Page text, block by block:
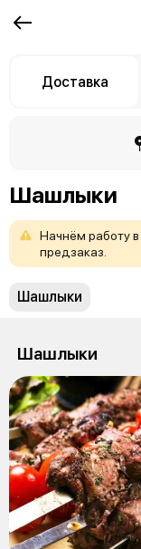
Доставка
Шашлыки
Начнём работув
предзаказ.
Шашлыки
Шашлыки